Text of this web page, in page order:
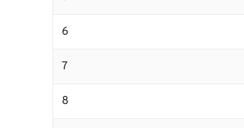
6
7
8